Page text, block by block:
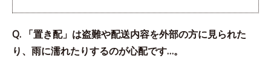
Q. 「置き配」は盗難や配送内容を外部の方に見られた
り、雨に濡れたりするのが心配です…。